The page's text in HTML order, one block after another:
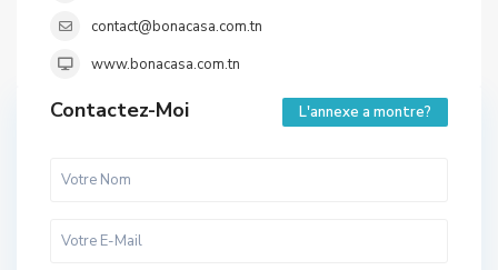
contact@bonacasa.com.tn
www.bonacasa.com.tn
Contactez-Moi L'annexe a montre?